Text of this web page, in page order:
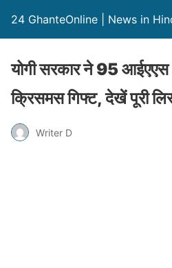
24 GhanteOnline | News in
योगी सरकार ने 95 आईएएस
क्रिसमस गिफ्ट, देखें पूरी
Writer D